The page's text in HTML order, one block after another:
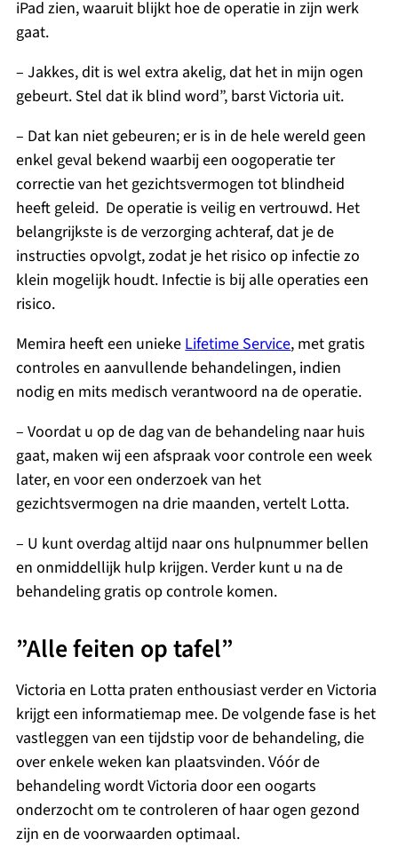
iPad zien, waaruit blijkt hoe de operatie in zijn werk
gaat.
– Jakkes, dit is wel extra akelig, dat het in mijn ogen
gebeurt. Stel dat ik blind word”, barst Victoria uit.
– Dat kan niet gebeuren; er is in de hele wereld geen
enkel geval bekend waarbij een oogoperatie ter
correctie van het gezichtsvermogen tot blindheid
heeft geleid. De operatie is veilig en vertrouwd. Het
belangrijkste is de verzorging achteraf, dat je de
instructies opvolgt, zodat je het risico op infectie zo
klein mogelijk houdt. Infectie is bij alle operaties een
risico.
Memira heeft een unieke Lifetime Service, met gratis
controles en aanvullende behandelingen, indien
nodig en mits medisch verantwoord na de operatie.
– Voordat u op de dag van de behandeling naar huis
gaat, maken wij een afspraak voor controle een week
later, en voor een onderzoek van het
gezichtsvermogen na drie maanden, vertelt Lotta.
– U kunt overdag altijd naar ons hulpnummer bellen
en onmiddellijk hulp krijgen. Verder kunt u na de
behandeling gratis op controle komen.
”Alle feiten op tafel”
Victoria en Lotta praten enthousiast verder en Victoria
krijgt een informatiemap mee. De volgende fase is het
vastleggen van een tijdstip voor de behandeling, die
over enkele weken kan plaatsvinden. Vóór de
behandeling wordt Victoria door een oogarts
onderzocht om te controleren of haar ogen gezond
zijn en de voorwaarden optimaal.